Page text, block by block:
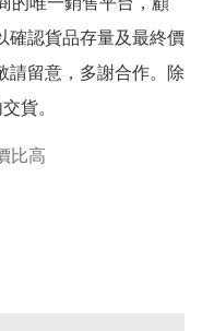
確認貨品存量及最終價
請留意，多謝合作。除
貨。
比高